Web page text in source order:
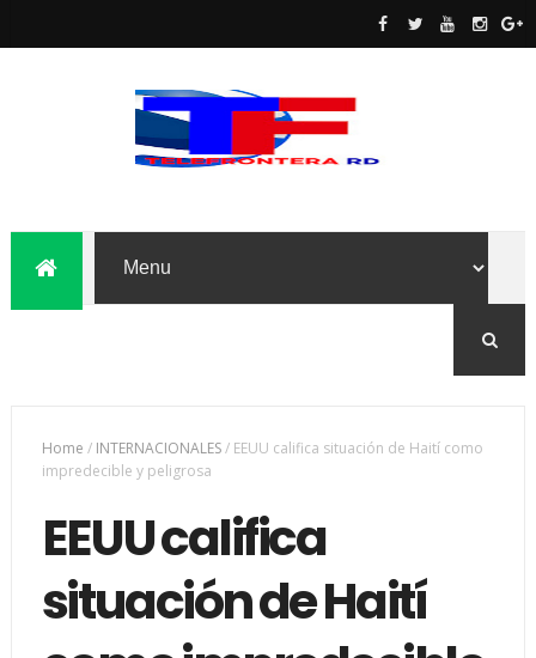
Home / INTERNACIONALES/ EEUU califica situación de Haití como
impredecible y peligrosa
EEUU califica
situación de Haití